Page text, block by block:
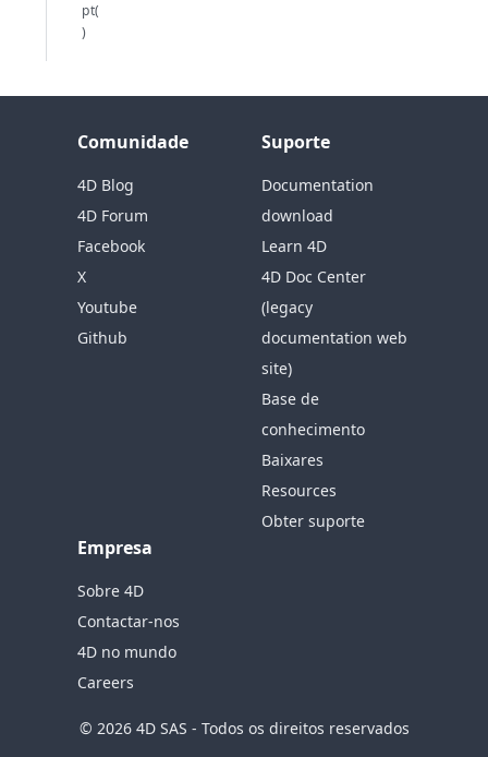
pt(
)
Comunidade
4D Blog
4D Forum
Facebook
X
Youtube
Github
Suporte
Documentation
download
Learn 4D
4D Doc Center
(legacy
documentation web
site)
Base de
conhecimento
Baixares
Resources
Obter suporte
Empresa
Sobre 4D
Contactar-nos
4D no mundo
Careers
© 2026 4D SAS - Todos os direitos reservados